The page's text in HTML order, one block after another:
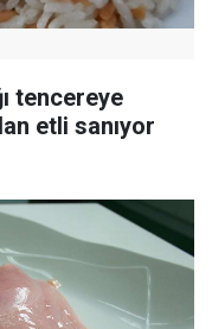
tencereye
etli sanıyor